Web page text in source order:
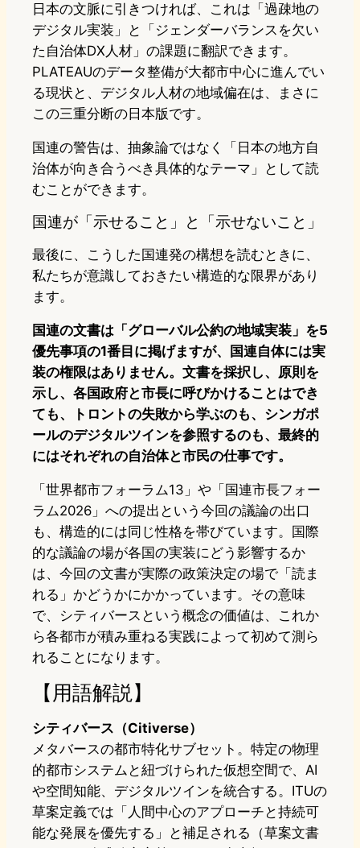
日本の文脈に引きつければ、これは「過疎地の
デジタル実装」と「ジェンダーバランスを欠い
た自治体DX人材」の課題に翻訳できます。
PLATEAUのデータ整備が大都市中心に進んでい
る現状と、デジタル人材の地域偏在は、まさに
この三重分断の日本版です。
国連の警告は、抽象論ではなく「日本の地方自
治体が向き合うべき具体的なテーマ」として読
むことができます。
国連が「示せること」と「示せないこと」
最後に、こうした国連発の構想を読むときに、
私たちが意識しておきたい構造的な限界があり
ます。
国連の文書は「グローバル公約の地域実装」を5
優先事項の1番目に掲げますが、国連自体には実
装の権限はありません。文書を採択し、原則を
示し、各国政府と市長に呼びかけることはでき
ても、トロントの失敗から学ぶのも、シンガポ
ールのデジタルツインを参照するのも、最終的
にはそれぞれの自治体と市民の仕事です。
「世界都市フォーラム13」や「国連市長フォー
ラム2026」への提出という今回の議論の出口
も、構造的には同じ性格を帯びています。国際
的な議論の場が各国の実装にどう影響するか
は、今回の文書が実際の政策決定の場で「読ま
れる」かどうかにかかっています。その意味
で、シティバースという概念の価値は、これか
ら各都市が積み重ねる実践によって初めて測ら
れることになります。
【用語解説】
シティバース（Citiverse）
メタバースの都市特化サブセット。特定の物理
的都市システムと紐づけられた仮想空間で、AI
や空間知能、デジタルツインを統合する。ITUの
草案定義では「人間中心のアプローチと持続可
能な発展を優先する」と補足される（草案文書